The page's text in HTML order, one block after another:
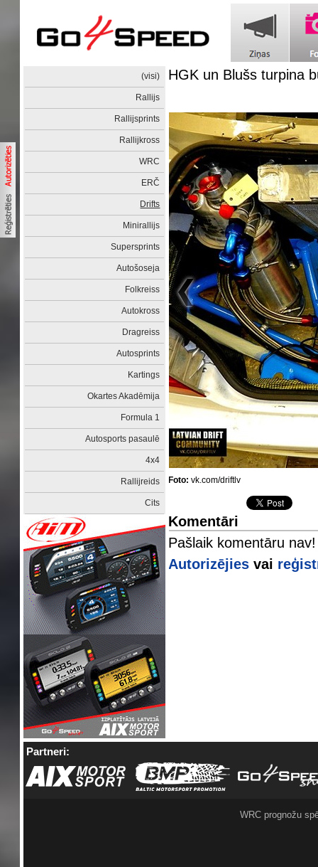
(visi)
Rallijs
Rallijsprints
Rallijkross
WRC
ERČ
Drifts
Minirallijs
Supersprints
Autošoseja
Folkreiss
Autokross
Dragreiss
Autosprints
Kartings
Okartes Akadēmija
Formula 1
Autosports pasaulē
4x4
Rallijreids
Cits
HGK un Blušs turpina
Foto: vk.com/driftlv
Komentāri
Pašlaik komentāru nav!
Autorizējies vai
Partneri:
WRC prognožu